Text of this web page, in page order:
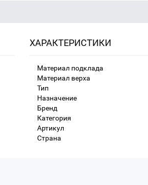
ХАРАКТЕРИСТИКИ
Материал подклада
Материал верха
Тип
Назначение
Бренд
Категория
Артикул
Страна